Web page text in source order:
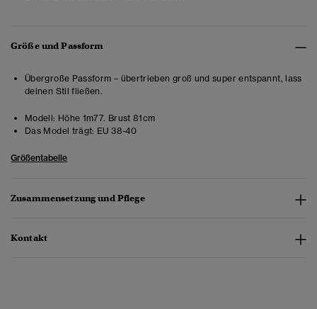
Größe und Passform
Übergroße Passform – übertrieben groß und super entspannt, lass
deinen Stil fließen.
Modell: Höhe 1m77. Brust 81cm
Das Model trägt: EU 38-40
Größentabelle
Zusammensetzung und Pflege
Kontakt